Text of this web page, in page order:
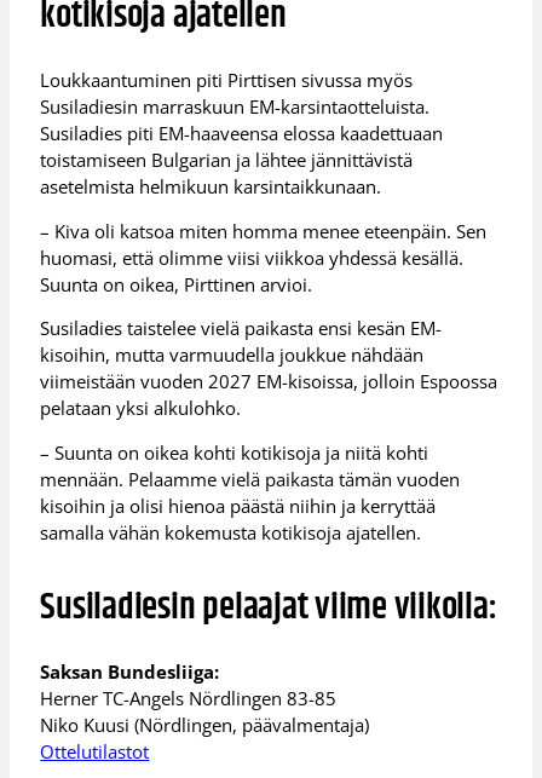
kotikisoja ajatellen
Loukkaantuminen piti Pirttisen sivussa myös
Susiladiesin marraskuun EM-karsintaotteluista.
Susiladies piti EM-haaveensa elossa kaadettuaan
toistamiseen Bulgarian ja lähtee jännittävistä
asetelmista helmikuun karsintaikkunaan.
– Kiva oli katsoa miten homma menee eteenpäin. Sen
huomasi, että olimme viisi viikkoa yhdessä kesällä.
Suunta on oikea, Pirttinen arvioi.
Susiladies taistelee vielä paikasta ensi kesän EM-
kisoihin, mutta varmuudella joukkue nähdään
viimeistään vuoden 2027 EM-kisoissa, jolloin Espoossa
pelataan yksi alkulohko.
– Suunta on oikea kohti kotikisoja ja niitä kohti
mennään. Pelaamme vielä paikasta tämän vuoden
kisoihin ja olisi hienoa päästä niihin ja kerryttää
samalla vähän kokemusta kotikisoja ajatellen.
Susiladiesin pelaajat viime viikolla:
Saksan Bundesliiga:
Herner TC-Angels Nördlingen 83-85
Niko Kuusi (Nördlingen, päävalmentaja)
Ottelutilastot